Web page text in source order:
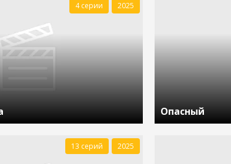
4 серии 2025
Опасный
13 серий 2025